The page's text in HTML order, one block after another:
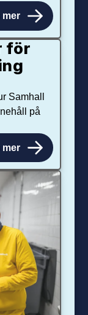
mer
för
Samhall
på
mer